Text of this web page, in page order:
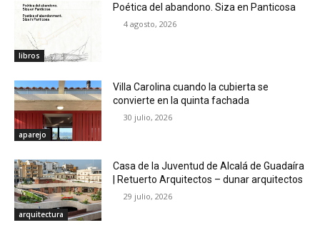
libros
Poética del abandono. Siza en Panticosa
4 agosto, 2026
aparejo
Villa Carolina cuando la cubierta se
convierte en la quinta fachada
30 julio, 2026
arquitectura
Casa de la Juventud de Alcalá de Guadaíra
| Retuerto Arquitectos – dunar arquitectos
29 julio, 2026